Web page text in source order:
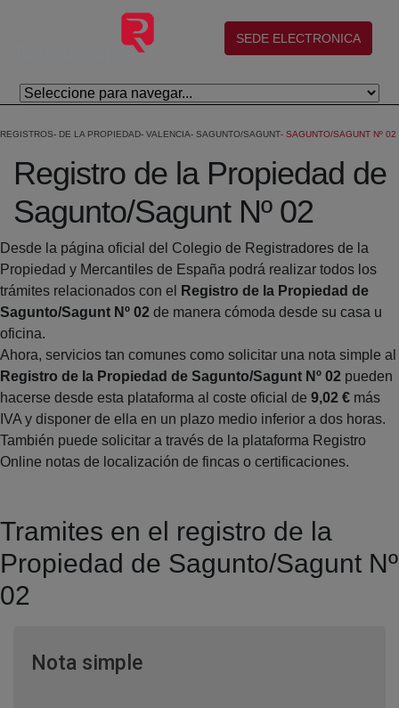
Saltar al contenido principal
(abre en nueva ventana)
SEDE ELECTRONICA
REGISTROS DE LA PROPIEDAD VALENCIA SAGUNTO/SAGUNT SAGUNTO/SAGUNT Nº 02
Registro de la Propiedad de
Sagunto/Sagunt Nº 02
Desde la página oficial del Colegio de Registradores de la
Propiedad y Mercantiles de España podrá realizar todos los
trámites relacionados con el
Registro de la Propiedad de
Sagunto/Sagunt Nº 02 de manera cómoda desde su casa u
oficina.
Ahora, servicios tan comunes como solicitar una nota simple al
Registro de la Propiedad de Sagunto/Sagunt Nº 02 pueden
hacerse desde esta plataforma al coste oficial de 9,02 € más
IVA y disponer de ella en un plazo medio inferior a dos horas.
También puede solicitar a través de la plataforma Registro
Online notas de localización de fincas o certificaciones.
Tramites en el registro de la
Propiedad de Sagunto/Sagunt Nº
02
Nota simpleVentana nueva